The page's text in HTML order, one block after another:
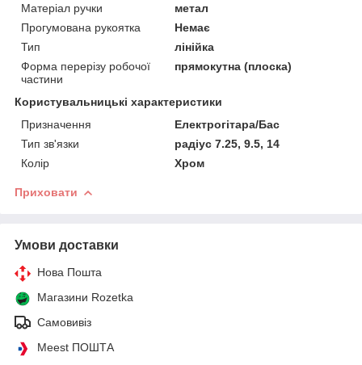
Матеріал ручки
метал
Прогумована рукоятка
Немає
Тип
лінійка
Форма перерізу робочої
частини
прямокутна (плоска)
Користувальницькі характеристики
Призначення
Електрогітара/Бас
Тип зв'язки
радіус 7.25, 9.5, 14
Колір
Хром
Приховати
Умови доставки
Нова Пошта
Магазини Rozetka
Самовивіз
Meest ПОШТА